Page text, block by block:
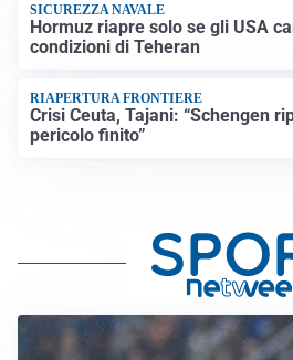
SICUREZZA NAVALE
Hormuz riapre solo se gli USA
condizioni di Teheran
RIAPERTURA FRONTIERE
Crisi Ceuta, Tajani: “Schengen
pericolo finito”